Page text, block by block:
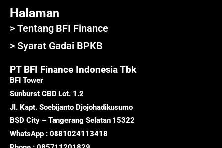
Halaman
> Tentang BFI Finance
> Syarat Gadai BPKB
PT BFI Finance Indonesia Tbk
BFI Tower
Sunburst CBD Lot. 1.2
Jl. Kapt. Soebijanto Djojohadikusumo
BSD City – Tangerang Selatan 15322
WhatsApp : 0881024113418